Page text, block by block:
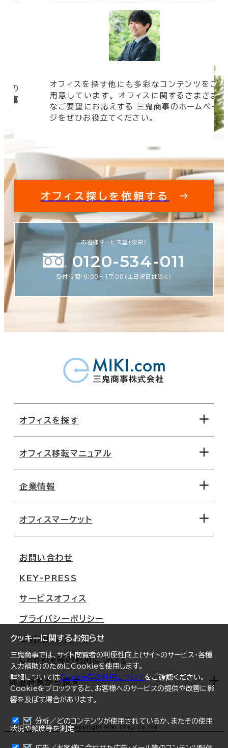
まとめて資料請求
クッキーに関するお知らせ
三鬼商事では、サイト閲覧者の利便性向上(サイトのサービス・各種
入力補助)のためにCookieを使用します。
詳細についてはCookie等の利用についてをご確認ください。
Cookieをブロックすると、お客様へのサービスの提供や改善に影
響を及ぼす場合があります。
分析／どのコンテンツが使用されているか、またその使用
状況や頻度等を測定
の
豊富
オフィスを探す他にも多彩なコンテンツをご
用意しています。 オフィスに関するさまざま
なご要望にお応えする 三鬼商事のホームペー
ジをぜひお役立てください。
オフィス探しを依頼する
お客様サービス室（東京）
0120-534-011
受付時間：9:00〜17:00（土日祝日は除く）
オフィスを探す
地図から探す
路線・駅から探す
オフィス移転マニュアル
移転コストシミュレーション
移転スケジュール
オフィス移転Q&A
企業情報
オフィスマーケット
大阪
名古屋
札幌
仙台
横浜
福岡
オフィスリポート
ログイン
お問い合わせ
KEY-PRESS
サービスオフィス
プライバシーポリシー
ご利用にあたって
Cookie等の利用について
都道府県から探す
北海道
青森県
Copyright Miki Shoji Co.,ltd